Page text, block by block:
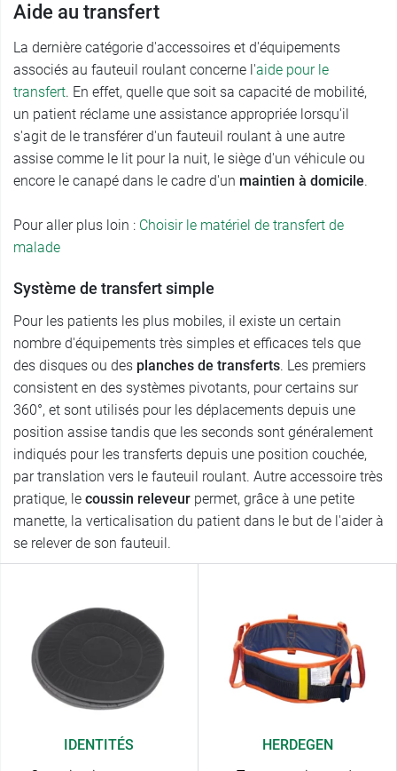
Aide au transfert
La dernière catégorie d'accessoires et d'équipements
associés au fauteuil roulant concerne l'aide pour le
transfert. En effet, quelle que soit sa capacité de mobilité,
un patient réclame une assistance appropriée lorsqu'il
s'agit de le transférer d'un fauteuil roulant à une autre
assise comme le lit pour la nuit, le siège d'un véhicule ou
encore le canapé dans le cadre d'un maintien à domicile.
Pour aller plus loin : Choisir le matériel de transfert de
malade
Système de transfert simple
Pour les patients les plus mobiles, il existe un certain
nombre d'équipements très simples et efficaces tels que
des disques ou des planches de transferts. Les premiers
consistent en des systèmes pivotants, pour certains sur
360°, et sont utilisés pour les déplacements depuis une
position assise tandis que les seconds sont généralement
indiqués pour les transferts depuis une position couchée,
par translation vers le fauteuil roulant. Autre accessoire très
pratique, le coussin releveur permet, grâce à une petite
manette, la verticalisation du patient dans le but de l'aider à
se relever de son fauteuil.
IDENTITÉS
HERDEGEN